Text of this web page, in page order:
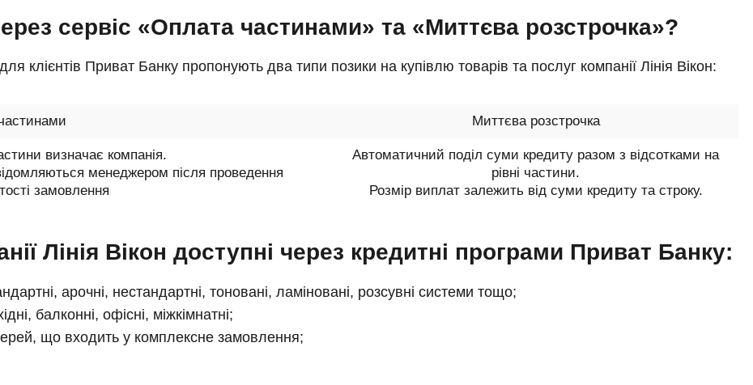
Вікна в області
За призначенням
Пластикові вікна
Ламінація Woodec
Передзвонимо через 15 хв
сервіс «Оплата частинами» та «Миттєва розстрочка»?
клієнтів Приват Банку пропонують два типи позики на купівлю товарів та послуг компанії Лінія Вікон:
Миттєва розстрочка
визначає компанія.
менеджером після проведення
замовлення
Автоматичний поділ суми кредиту разом з відсотками на
рівні частини.
Розмір виплат залежить від суми кредиту та строку.
Лінія Вікон доступні через кредитні програми Приват Банку:
арочні, нестандартні, тоновані, ламіновані, розсувні системи тощо;
балконні, офісні, міжкімнатні;
що входить у комплексне замовлення;